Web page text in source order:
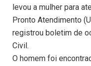
levou a mulher para
Pronto Atendimento
registrou boletim de
Civil.
O homem foi